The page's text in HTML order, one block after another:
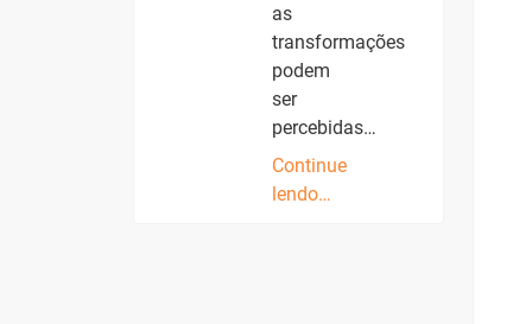
as
transformações
podem
ser
percebidas…
Continue
lendo…